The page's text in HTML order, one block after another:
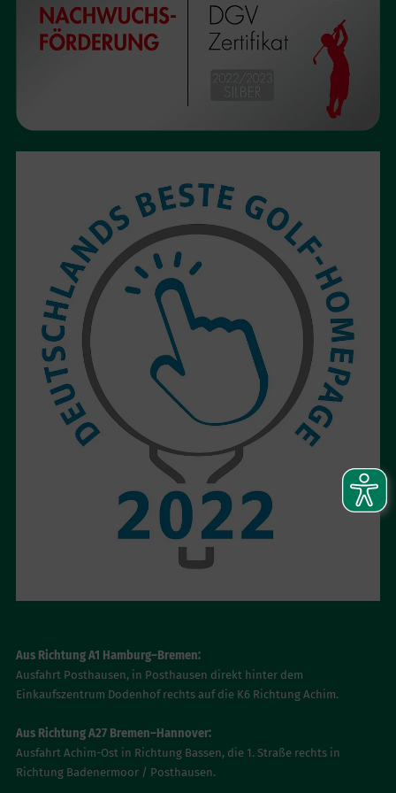
Aus Richtung A1 Hamburg–Bremen:
Ausfahrt Posthausen, in Posthausen direkt hinter dem
Einkaufszentrum Dodenhof rechts auf die K6 Richtung Achim.
Aus Richtung A27 Bremen–Hannover:
Ausfahrt Achim-Ost in Richtung Bassen, die 1. Straße rechts in
Richtung Badenermoor / Posthausen.